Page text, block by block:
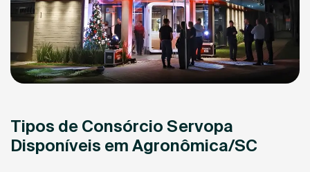
Tipos de Consórcio Servopa
Disponíveis em Agronômica/SC